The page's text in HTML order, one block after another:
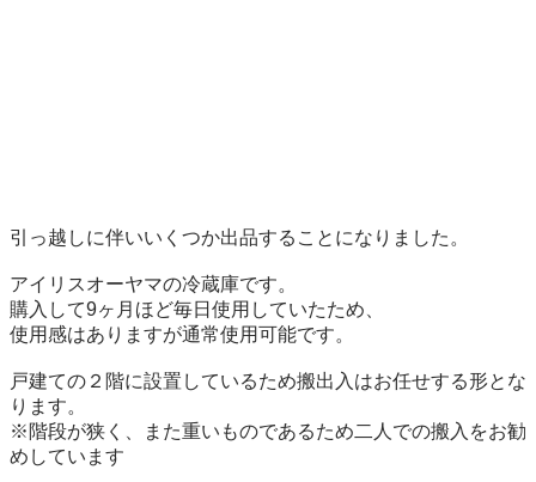
引っ越しに伴いいくつか出品することになりました。
アイリスオーヤマの冷蔵庫です。
購入して9ヶ月ほど毎日使用していたため、
使用感はありますが通常使用可能です。
戸建ての２階に設置しているため搬出入はお任せする形とな
ります。
※階段が狭く、また重いものであるため二人での搬入をお勧
めしています